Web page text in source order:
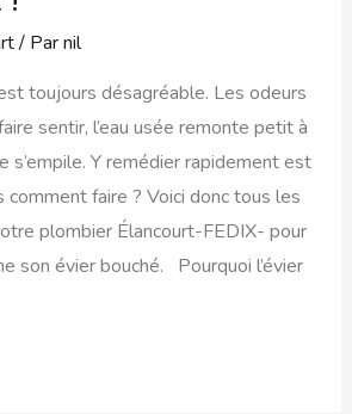
/ Parnil
toujours désagréable. Les odeurs
sentir, l’eau usée remonte petit à
s’empile. Y remédier rapidement est
comment faire ? Voici donc tous les
plombier Élancourt-FEDIX- pour
son évier bouché. Pourquoi l’évier